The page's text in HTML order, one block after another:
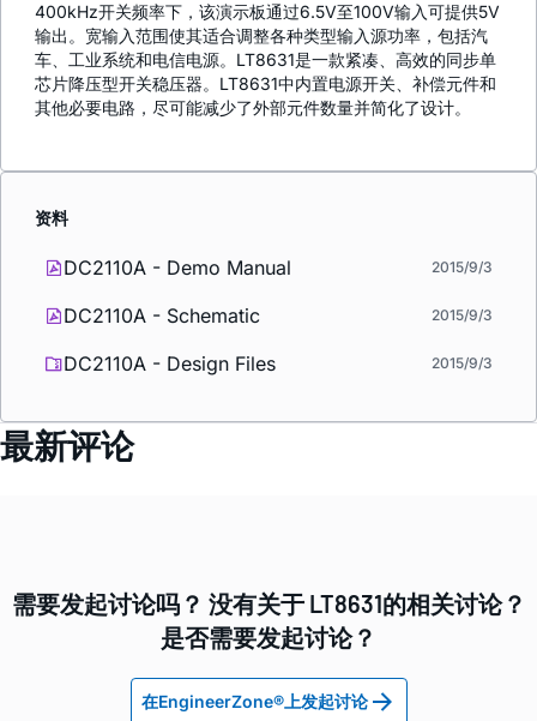
400kHz开关频率下，该演示板通过6.5V至100V输入可提供5V
输出。宽输入范围使其适合调整各种类型输入源功率，包括汽
车、工业系统和电信电源。LT8631是一款紧凑、高效的同步单
芯片降压型开关稳压器。LT8631中内置电源开关、补偿元件和
其他必要电路，尽可能减少了外部元件数量并简化了设计。
资料
DC2110A - Demo Manual 2015/9/3
DC2110A - Schematic 2015/9/3
DC2110A - Design Files 2015/9/3
最新评论
需要发起讨论吗？ 没有关于 LT8631的相关讨论？
是否需要发起讨论？
在EngineerZone®上发起讨论